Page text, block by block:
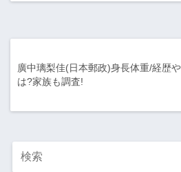
廣中璃梨佳(日本郵政)身長体重/経歴
は?家族も調査!